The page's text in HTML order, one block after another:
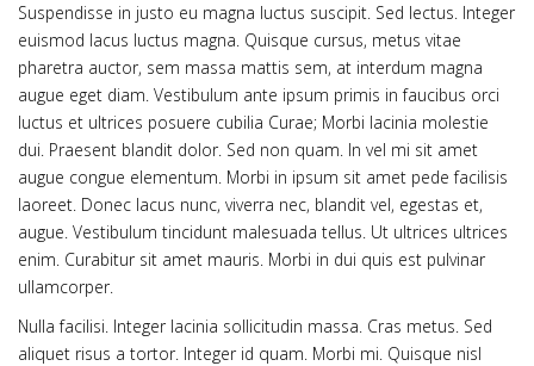
Suspendisse in justo eu magna luctus suscipit. Sed lectus. Integer
euismod lacus luctus magna. Quisque cursus, metus vitae
pharetra auctor, sem massa mattis sem, at interdum magna
augue eget diam. Vestibulum ante ipsum primis in faucibus orci
luctus et ultrices posuere cubilia Curae; Morbi lacinia molestie
dui. Praesent blandit dolor. Sed non quam. In vel mi sit amet
augue congue elementum. Morbi in ipsum sit amet pede facilisis
laoreet. Donec lacus nunc, viverra nec, blandit vel, egestas et,
augue. Vestibulum tincidunt malesuada tellus. Ut ultrices ultrices
enim. Curabitur sit amet mauris. Morbi in dui quis est pulvinar
ullamcorper.
Nulla facilisi. Integer lacinia sollicitudin massa. Cras metus. Sed
aliquet risus a tortor. Integer id quam. Morbi mi. Quisque nisl